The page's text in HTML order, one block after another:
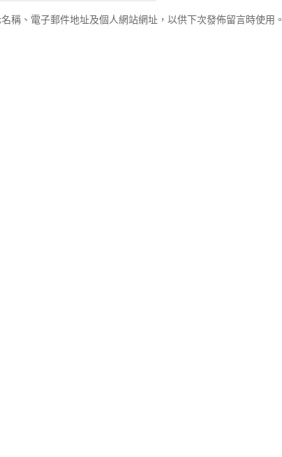
稱、電子郵件地址及個人網站網址，以供下次發佈留言時使用。